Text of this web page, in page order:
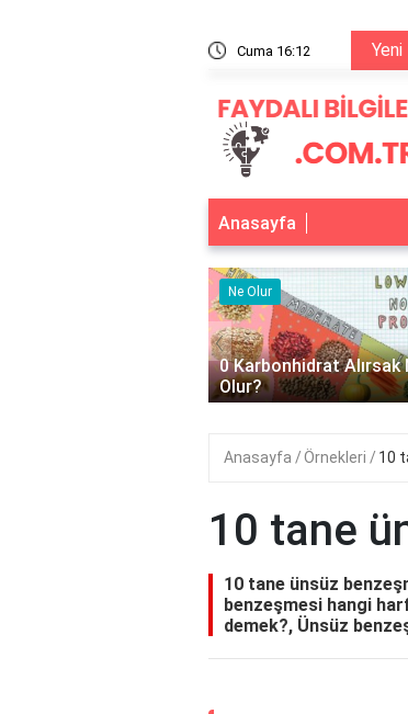
Cuma 16:12 Yeni
Anasayfa
Ne Olur
0 Karbonhidrat Alırsak
Olur?
‹
Anasayfa Örnekleri 10
10 tane
10 tane ünsüz
benzeşmesi hangi
demek?, Ünsüz